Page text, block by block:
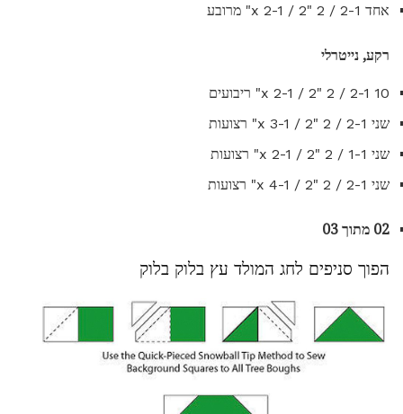
אחד 2-1 / 2 "x 2-1 / 2" מרובע
רקע, נייטרלי
10 2-1 / 2 "x 2-1 / 2" ריבועים
שני 2-1 / 2 "x 3-1 / 2" רצועות
שני 1-1 / 2 "x 2-1 / 2" רצועות
שני 2-1 / 2 "x 4-1 / 2" רצועות
02 מתוך 03
הפוך סניפים לחג המולד עץ בלוק בלוק